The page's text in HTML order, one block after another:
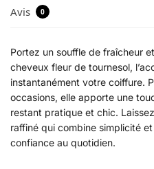
Avis 0
Portez un souffle de fraîcheur
cheveux fleur de tournesol,
instantanément votre coiffure.
occasions, elle apporte une
restant pratique et chic.
raffiné qui combine simplicité
confiance au quotidien.